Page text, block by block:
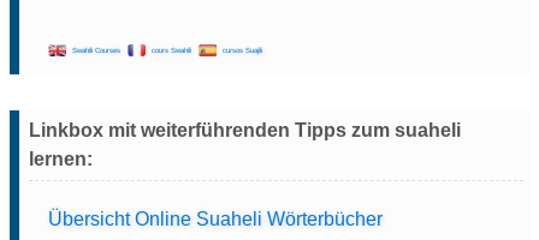
Swahili Courses cours Swahili cursos Suajili
Linkbox mit weiterführenden Tipps zum suaheli
lernen:
Übersicht Online Suaheli Wörterbücher